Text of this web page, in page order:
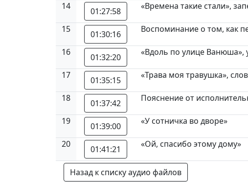
14 01:27:58 «Времена такие стали»,
15 01:30:16 Воспоминание о том, как
16 01:32:20 «Вдоль по улице Ванюша»,
17 01:35:15 «Трава моя травушка»,
18 01:37:42 Пояснение от
19 01:39:00 «У сотничка во дворе»
20 01:41:21 «Ой, спасибо этому дому»
Назад к списку аудио файлов